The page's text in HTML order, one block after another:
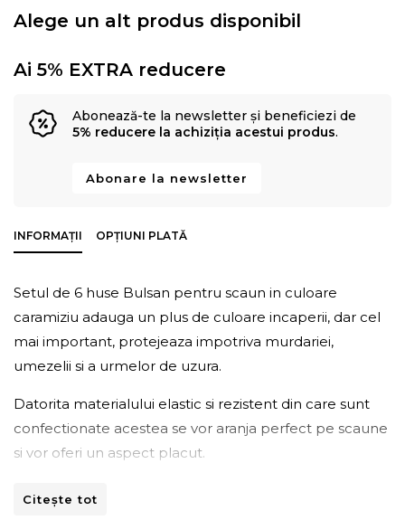
Alege un alt produs disponibil
Ai 5% EXTRA reducere
Abonează-te la newsletter și beneficiezi de
5% reducere la achiziția acestui produs.
Abonare la newsletter
INFORMAȚII OPȚIUNI PLATĂ
Setul de 6 huse Bulsan pentru scaun in culoare
caramiziu adauga un plus de culoare incaperii, dar cel
mai important, protejeaza impotriva murdariei,
umezelii si a urmelor de uzura.
Datorita materialului elastic si rezistent din care sunt
confectionate acestea se vor aranja perfect pe scaune
si vor oferi un aspect placut.
Setul este format din: 6 huse elastice pentru scaun,
Citește tot